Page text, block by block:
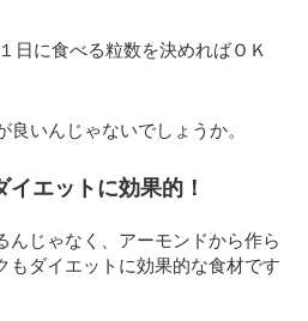
日に食べる粒数を決めればＯＫ
いんじゃないでしょうか。
エットに効果的！
んじゃなく、アーモンドから作ら
もダイエットに効果的な食材です